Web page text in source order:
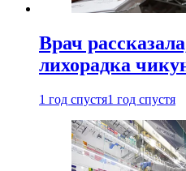
Врач
лихорадка
1 год спустя1 год спустя